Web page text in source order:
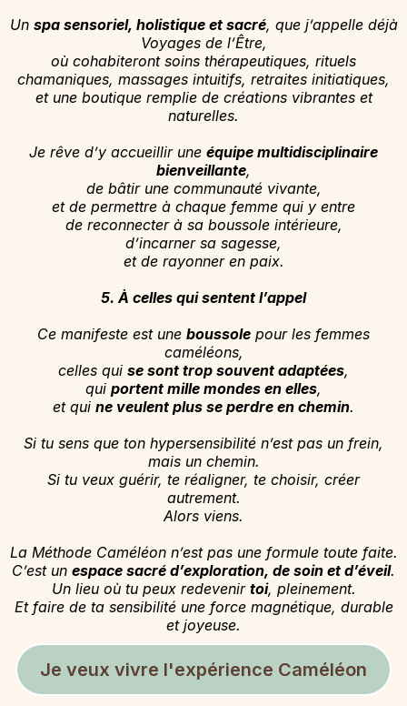
Un spa sensoriel, holistique et sacré, que j’appelle déjà
Voyages de l’Être,
où cohabiteront soins thérapeutiques, rituels
chamaniques, massages intuitifs, retraites initiatiques,
et une boutique remplie de créations vibrantes et
naturelles.
Je rêve d’y accueillir une équipe multidisciplinaire
bienveillante,
de bâtir une communauté vivante,
et de permettre à chaque femme qui y entre
de reconnecter à sa boussole intérieure,
d’incarner sa sagesse,
et de rayonner en paix.
5. À celles qui sentent l’appel
Ce manifeste est une boussole pour les femmes
caméléons,
celles qui se sont trop souvent adaptées,
qui portent mille mondes en elles,
et qui ne veulent plus se perdre en chemin.
Si tu sens que ton hypersensibilité n’est pas un frein,
mais un chemin.
Si tu veux guérir, te réaligner, te choisir, créer
autrement.
Alors viens.
La Méthode Caméléon n’est pas une formule toute faite.
C’est un espace sacré d’exploration, de soin et d’éveil.
Un lieu où tu peux redevenir toi, pleinement.
Et faire de ta sensibilité une force magnétique, durable
et joyeuse.
Je veux vivre l'expérience Caméléon